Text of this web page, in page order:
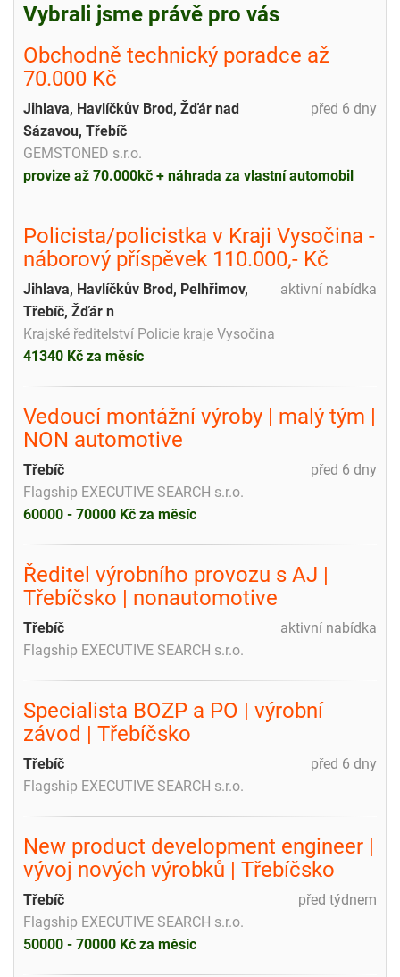
Vybrali jsme právě pro vás
Obchodně technický poradce až
70.000 Kč
před 6 dny
Jihlava, Havlíčkův Brod, Žďár nad
Sázavou, Třebíč
GEMSTONED s.r.o.
provize až 70.000kč + náhrada za vlastní automobil
Policista/policistka v Kraji Vysočina -
náborový příspěvek 110.000,- Kč
aktivní nabídka
Jihlava, Havlíčkův Brod, Pelhřimov,
Třebíč, Žďár n
Krajské ředitelství Policie kraje Vysočina
41340 Kč za měsíc
Vedoucí montážní výroby | malý tým |
NON automotive
před 6 dny
Třebíč
Flagship EXECUTIVE SEARCH s.r.o.
60000 - 70000 Kč za měsíc
Ředitel výrobního provozu s AJ |
Třebíčsko | nonautomotive
aktivní nabídka
Třebíč
Flagship EXECUTIVE SEARCH s.r.o.
Specialista BOZP a PO | výrobní
závod | Třebíčsko
před 6 dny
Třebíč
Flagship EXECUTIVE SEARCH s.r.o.
New product development engineer |
vývoj nových výrobků | Třebíčsko
před týdnem
Třebíč
Flagship EXECUTIVE SEARCH s.r.o.
50000 - 70000 Kč za měsíc